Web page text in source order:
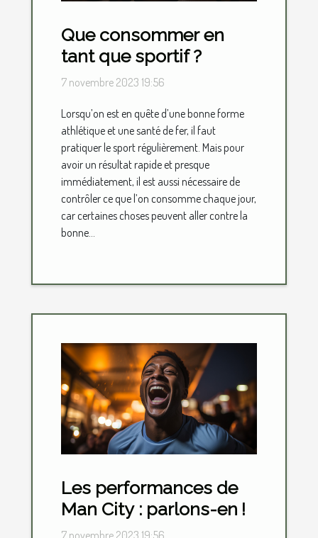
Que consommer en
tant que sportif ?
7 novembre 2023 19:56
Lorsqu’on est en quête d’une bonne forme
athlétique et une santé de fer, il faut
pratiquer le sport régulièrement. Mais pour
avoir un résultat rapide et presque
immédiatement, il est aussi nécessaire de
contrôler ce que l’on consomme chaque jour,
car certaines choses peuvent aller contre la
bonne...
Les performances de
Man City : parlons-en !
7 novembre 2023 19:56